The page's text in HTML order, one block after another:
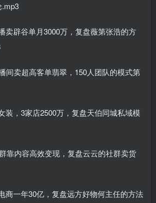
卖辟谷单月3000万，复盘薇第张浩的方
间卖超高客单翡翠，150人团队的模式第
装，3家店2500万，复盘天伯同城私域模
群靠内容高效变现，复盘云云的社群卖货
商一年30亿，复盘远方好物何主任的方法